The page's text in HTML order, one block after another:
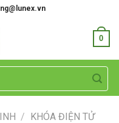
0
/ KHÓA ĐIỆN TỬ